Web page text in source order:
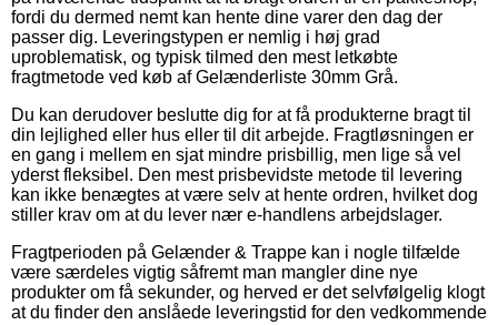
fordi du dermed nemt kan hente dine varer den dag der
passer dig. Leveringstypen er nemlig i høj grad
uproblematisk, og typisk tilmed den mest letkøbte
fragtmetode ved køb af Gelænderliste 30mm Grå.
Du kan derudover beslutte dig for at få produkterne bragt til
din lejlighed eller hus eller til dit arbejde. Fragtløsningen er
en gang i mellem en sjat mindre prisbillig, men lige så vel
yderst fleksibel. Den mest prisbevidste metode til levering
kan ikke benægtes at være selv at hente ordren, hvilket dog
stiller krav om at du lever nær e-handlens arbejdslager.
Fragtperioden på Gelænder & Trappe kan i nogle tilfælde
være særdeles vigtig såfremt man mangler dine nye
produkter om få sekunder, og herved er det selvfølgelig klogt
at du finder den anslåede leveringstid for den vedkommende